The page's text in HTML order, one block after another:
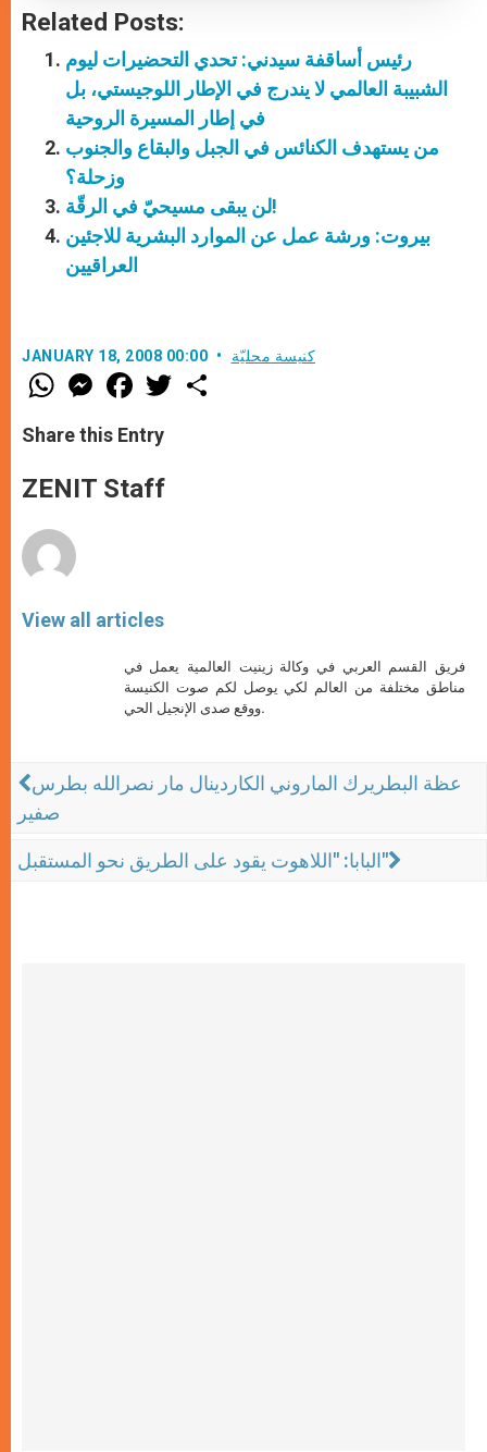
Related Posts:
رئيس أساقفة سيدني: تحدي التحضيرات ليوم
الشبيبة العالمي لا يندرج في الإطار اللوجيستي، بل
في إطار المسيرة الروحية
من يستهدف الكنائس في الجبل والبقاع والجنوب
وزحلة؟
لن يبقى مسيحيّ في الرقّة!
بيروت: ورشة عمل عن الموارد البشرية للاجئين
العراقيين
JANUARY 18, 2008 00:00 كنيسة محليّة
W
h
t
s
p
p
M
e
s
e
g
e
F
a
e
b
o
k
w
Share this Entry
ZENIT Staff
View all articles
فريق القسم العربي في وكالة زينيت العالمية يعمل في
مناطق مختلفة من العالم لكي يوصل لكم صوت الكنيسة
ووقع صدى الإنجيل الحي.
عظة البطريرك الماروني الكاردينال مار نصرالله بطرس
صفير
البابا: "اللاهوت يقود على الطريق نحو المستقبل"